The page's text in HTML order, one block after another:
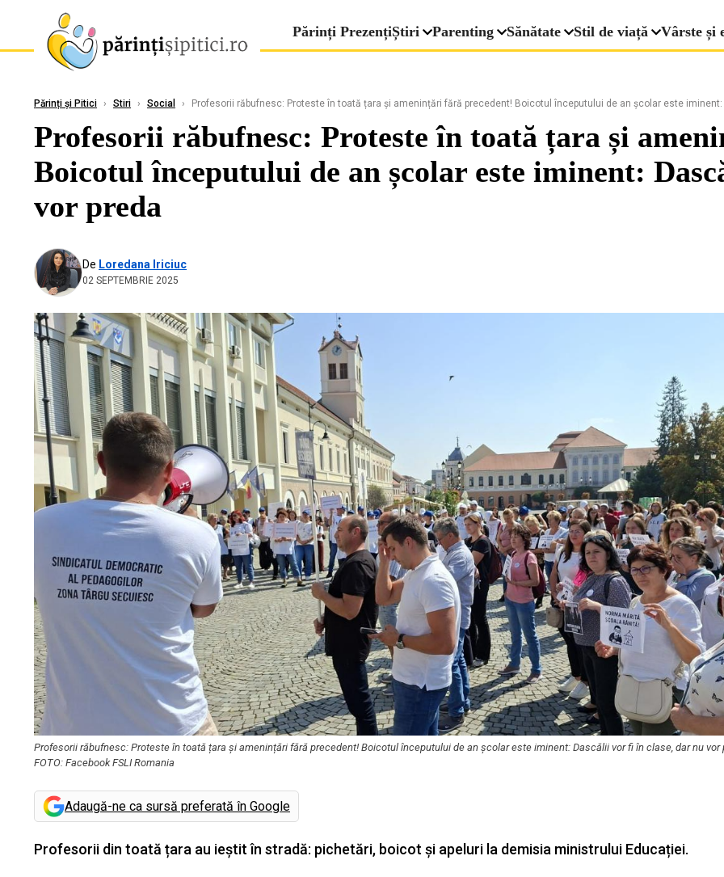
Părinți PrezențiȘtiri Parenting Sănătate Stil de viață Vârste și
Părinți și Pitici › Stiri › Social › Profesorii răbufnesc: Proteste în toată țara și amenințări fără precedent! Boicotul începutului de an școlar este
Profesorii răbufnesc: Proteste în toată țara și
Boicotul începutului de an școlar este iminent:
vor preda
De Loredana Iriciuc
02 SEPTEMBRIE 2025
Profesorii răbufnesc: Proteste în toată țara și amenințări fără precedent! Boicotul începutului de an școlar este iminent: Dascălii vor fi în clase, dar nu vor
FOTO: Facebook FSLI Romania
Adaugă-ne ca sursă preferată în Google
Profesorii din toată țara au ieștit în stradă: pichetări, boicot și apeluri la demisia ministrului Educației.